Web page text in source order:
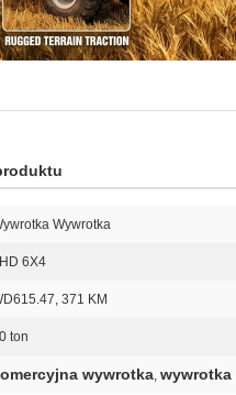
Wywrotka
6X4
371 KM
ton
wywrotka,